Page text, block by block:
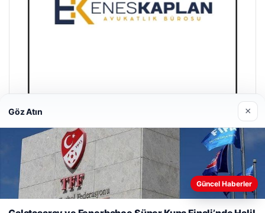
Enes Kaplan Avukatlık Bürosu
28/04/2026
Web sitemizi nasıl kullandığınızı daha iyi anlayabilmek,
Göz Atın ×
Güncel Haberler